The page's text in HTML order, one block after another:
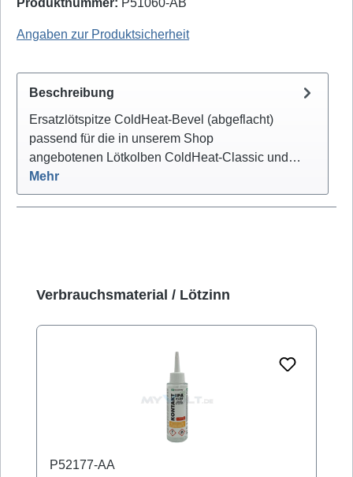
Produktnummer: P51060-AB
Angaben zur Produktsicherheit
Beschreibung
Ersatzlötspitze ColdHeat-Bevel (abgeflacht)
passend für die in unserem Shop
angebotenen Lötkolben ColdHeat-Classic und…
Mehr
Produktgalerie überspringen
Verbrauchsmaterial / Lötzinn
P52177-AA